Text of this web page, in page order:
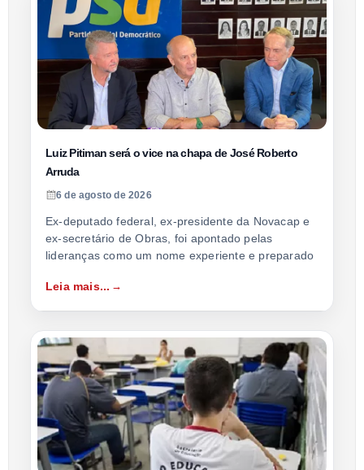
Luiz Pitiman será o vice na chapa de José Roberto
Arruda
6 de agosto de 2026
Ex-deputado federal, ex-presidente da Novacap e
ex-secretário de Obras, foi apontado pelas
lideranças como um nome experiente e preparado
Leia mais...